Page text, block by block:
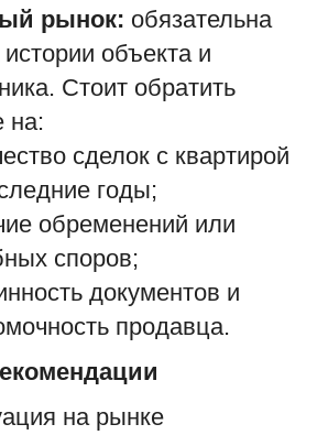
рынок: обязательна
объекта и
Стоит обратить
на:
сделок с квартирой
годы;
обременений или
споров;
документов и
продавца.
на рынке